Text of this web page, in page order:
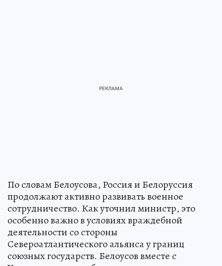
По словам Белоусова, Россия и Белоруссия
продолжают активно развивать военное
сотрудничество. Как уточнил министр, это
особенно важно в условиях враждебной
деятельности со стороны
Североатлантического альянса у границ
союзных государств. Белоусов вместе с